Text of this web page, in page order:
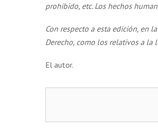
prohibido, etc. Los hechos
Con respecto a esta edición, en
Derecho, como los relativos a la
El autor.